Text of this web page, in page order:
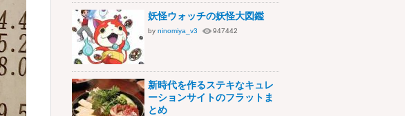
妖怪ウォッチの妖怪大図鑑
by ninomiya_v3 947442
新時代を作るステキなキュレ
ーションサイトのフラットま
とめ